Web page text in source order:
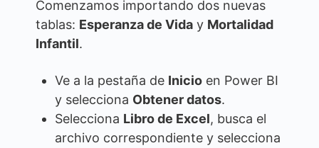
Comenzamos importando dos nuevas
tablas: Esperanza de Vida y Mortalidad
Infantil.
Ve a la pestaña de Inicio en Power BI
y selecciona Obtener datos.
Selecciona Libro de Excel, busca el
archivo correspondiente y selecciona